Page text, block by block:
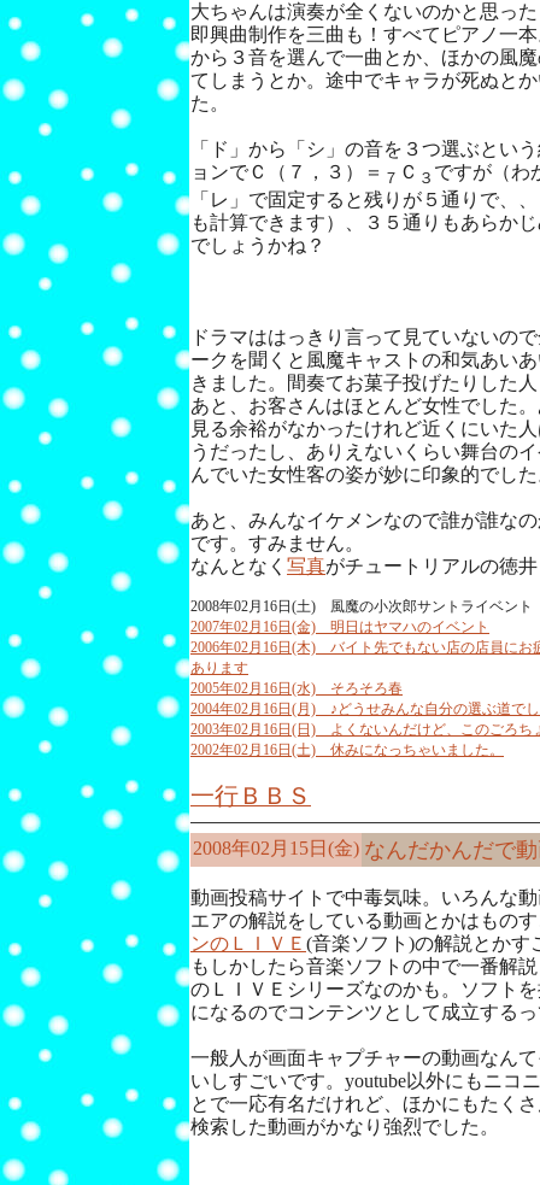
大ちゃんは演奏が全くないのかと思っ
即興曲制作を三曲も！すべてピアノ一
から３音を選んで一曲とか、ほかの風
てしまうとか。途中でキャラが死ぬと
た。
「ド」から「シ」の音を３つ選ぶとい
ョンでＣ（７，３）＝ ７ Ｃ ３ ですが（わ
「レ」で固定すると残りが５通りで、
も計算できます）、３５通りもあらか
でしょうかね？
ドラマははっきり言って見ていないの
ークを聞くと風魔キャストの和気あい
きました。間奏てお菓子投げたりした
あと、お客さんはほとんど女性でした
見る余裕がなかったけれど近くにいた
うだったし、ありえないくらい舞台の
んでいた女性客の姿が妙に印象的でし
あと、みんなイケメンなので誰が誰な
です。すみません。
なんとなく 写真がチュートリアルの徳
2008年02月16日(土) 風魔の小次郎サントライベント
2007年02月16日(金) 明日はヤマハのイベント
2006年02月16日(木) バイト先でもない店の店員にお
あります
2005年02月16日(水) そろそろ春
2004年02月16日(月) ♪どうせみんな自分の選ぶ道で
2003年02月16日(日) よくないんだけど、このごろち
2002年02月16日(土) 休みになっちゃいました。
一行ＢＢＳ
2008年02月15日(金) なんだかんだで
動画投稿サイトで中毒気味。いろんな
エアの解説をしている動画とかはもの
ンのＬＩＶＥ (音楽ソフト)の解説とかす
もしかしたら音楽ソフトの中で一番解
のＬＩＶＥシリーズなのかも。ソフト
になるのでコンテンツとして成立する
一般人が画面キャプチャーの動画なん
いしすごいです。youtube以外にもニコ
とで一応有名だけれど、ほかにもたく
検索した動画がかなり強烈でした。